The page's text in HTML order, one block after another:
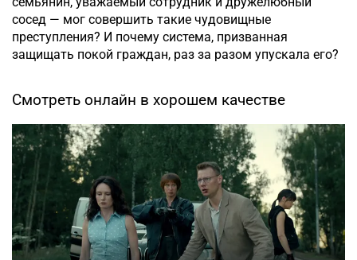
сосед — мог совершить такие чудовищные
преступления? И почему система, призванная
защищать покой граждан, раз за разом упускала его?
Смотреть онлайн в хорошем качестве